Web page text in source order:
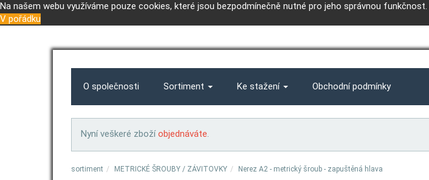
Na našem webu využíváme pouze cookies, které jsou bezpodmínečně nutné pro jeho správnou funkčnost.
V pořádku
O společnosti Sortiment Ke stažení Obchodní podmínky
Nyní veškeré zbožíobjednáváte.
sortiment METRICKÉ ŠROUBY / ZÁVITOVKY Nerez A2 - metrický šroub - zapuštěná hlava